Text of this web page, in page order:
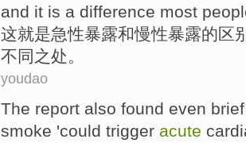
and it is a difference most
这就是急性暴露和慢性暴露的区
不同之处。
youdao
The report also found even brief
smoke 'could trigger acute